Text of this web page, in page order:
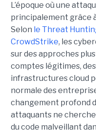
L’époque où une
principalement grâce
Selon le Threat
CrowdStrike, les
sur des approches
comptes légitimes,
infrastructures cloud
normale des
changement profond
attaquants ne
du code malveillant